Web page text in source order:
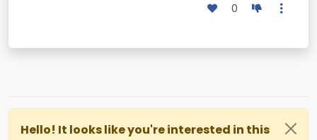
0
Hello! It looks like you're interested in this